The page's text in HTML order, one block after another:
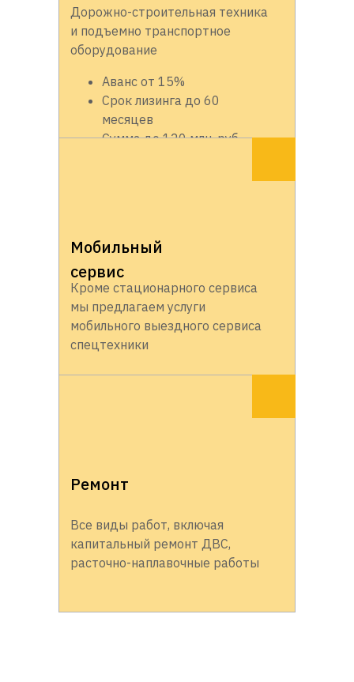
Дорожно-строительная техника
и подъемно транспортное
оборудование
Аванс от 15%
Срок лизинга до 60
месяцев
Сумма до 120 млн. руб.
Мобильный
сервис
Кроме стационарного сервиса
мы предлагаем услуги
мобильного выездного сервиса
спецтехники
Ремонт
Все виды работ, включая
капитальный ремонт ДВС,
расточно-наплавочные работы